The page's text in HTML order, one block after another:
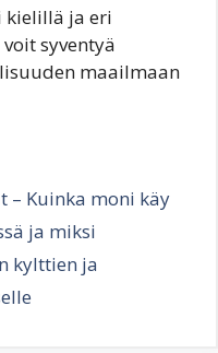
kielillä ja eri
syventyä
maailmaan
– Kuinka moni käy
ja miksi
kylttien ja